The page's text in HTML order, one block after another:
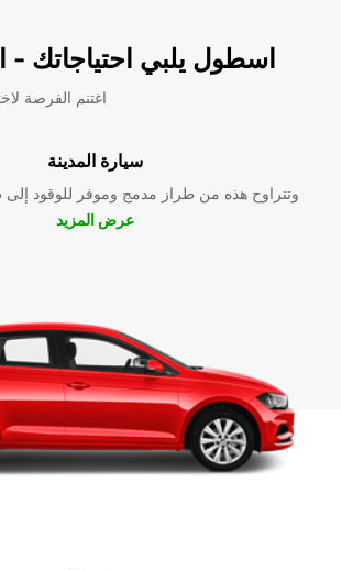
اسطول يلبي احتياجاتك -
اغتنم الفرصة
سيارة المدينة
وتتراوح هذه من طراز مدمج وموفر للوقود إلى
عرض المزيد